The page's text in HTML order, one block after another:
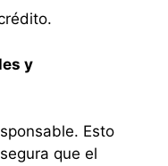
y
Esto
que el